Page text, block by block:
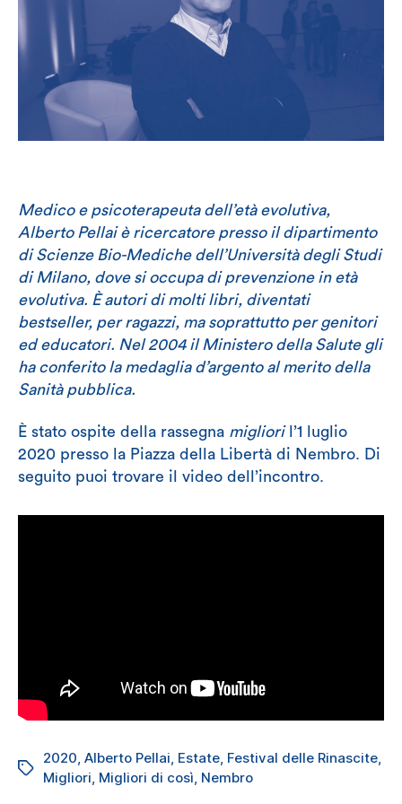
Medico e psicoterapeuta dell’età evolutiva,
Alberto Pellai è ricercatore presso il dipartimento
di Scienze Bio-Mediche dell’Università degli Studi
di Milano, dove si occupa di prevenzione in età
evolutiva. È autori di molti libri, diventati
bestseller, per ragazzi, ma soprattutto per genitori
ed educatori. Nel 2004 il Ministero della Salute gli
ha conferito la medaglia d’argento al merito della
Sanità pubblica.
È stato ospite della rassegna miglioril’1 luglio
2020 presso la Piazza della Libertà di Nembro. Di
seguito puoi trovare il video dell’incontro.
Tag
2020 Alberto Pellai Estate Festival delle Rinascite
Migliori Migliori di così Nembro